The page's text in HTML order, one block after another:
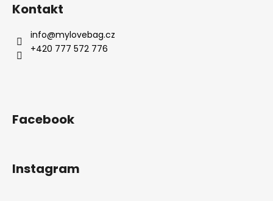
Kontakt
info@mylovebag.cz
+420 777 572 776
Facebook
Instagram